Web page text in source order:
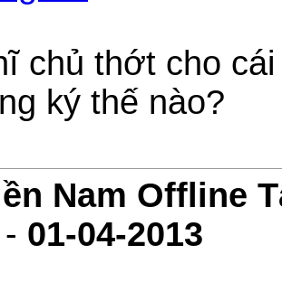
chủ thớt cho
ký thế nào?
Nam Offline
- 01-04-2013